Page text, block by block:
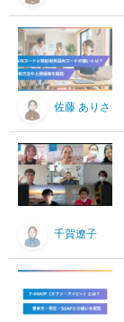
佐藤 ありさ
千賀遼子